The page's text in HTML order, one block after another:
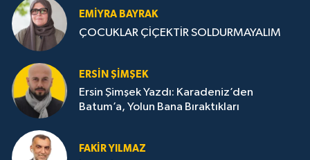
EMIYRA BAYRAK
ÇOCUKLAR ÇİÇEKTİR SOLDURMAYALIM
ERSIN ŞIMŞEK
Ersin Şimşek Yazdı: Karadeniz’den
Batum’a, Yolun Bana Bıraktıkları
FAKIR YILMAZ